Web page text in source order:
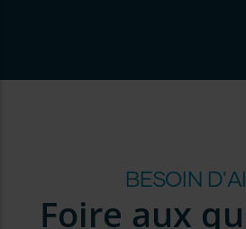
BESOIN
Foire aux